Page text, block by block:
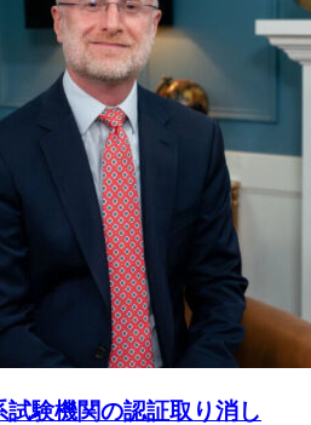
験機関の認証取り消し